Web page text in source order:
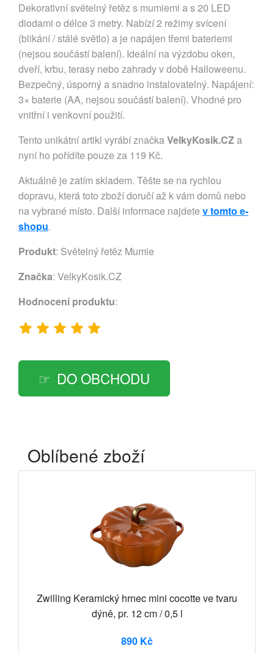
Dekorativní světelný řetěz s mumiemi a s 20 LED
diodami o délce 3 metry. Nabízí 2 režimy svícení
(blikání / stálé světlo) a je napájen třemi bateriemi
(nejsou součástí balení). Ideální na výzdobu oken,
dveří, krbu, terasy nebo zahrady v době Halloweenu.
Bezpečný, úsporný a snadno instalovatelný. Napájení:
3× baterie (AA, nejsou součástí balení). Vhodné pro
vnitřní i venkovní použití.
Tento unikátní artikl vyrábí značkaVelkyKosik.CZa
nyní ho pořídíte pouze za 119 Kč.
Aktuálně je zatím skladem. Těšte se na rychlou
dopravu, která toto zboží doručí až k vám domů nebo
na vybrané místo. Další informace najdete v tomto e-
shopu.
Produkt: Světelný řetěz Mumie
Značka: VelkyKosik.CZ
Hodnocení produktu:
DO OBCHODU
Oblíbené zboží
Zwilling Keramický hrnec mini cocotte ve tvaru
dýně, pr. 12 cm / 0,5 l
890 Kč